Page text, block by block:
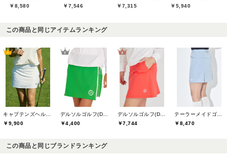
￥8,580
￥7,546
￥7,315
￥5,940
この商品と同じアイテムランキング
￥9,900
￥4,400
￥7,744
￥8,470
この商品と同じブランドランキング